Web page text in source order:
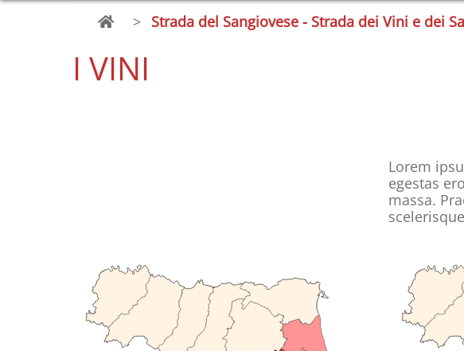
Strada del Sangiovese - Strada dei Vini e dei
I VINI
Lorem
egestas
massa.